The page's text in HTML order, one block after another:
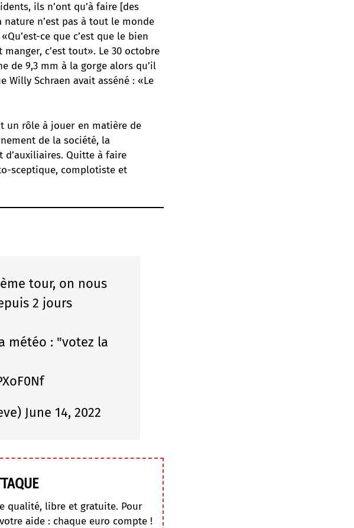
ils n’ont qu’à faire [des
nature n’est pas à tout le monde
ce que c’est que le bien
c’est tout». Le 30 octobre
de 9,3 mm à la gorge alors qu’il
Willy Schraen avait asséné : «Le
un rôle à jouer en matière de
de la société, la
Quitte à faire
sceptique, complotiste et
tour, on nous
2 jours
météo : "votez la
June 14, 2022
qualité, libre et gratuite. Pour
aide : chaque euro compte !